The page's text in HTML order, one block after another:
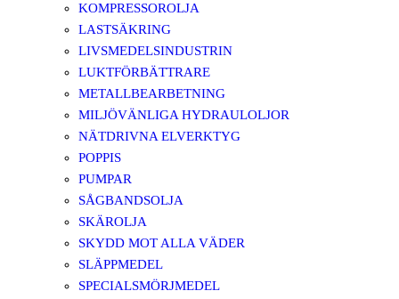
KOMPRESSOROLJA
LASTSÄKRING
LIVSMEDELSINDUSTRIN
LUKTFÖRBÄTTRARE
METALLBEARBETNING
MILJÖVÄNLIGA HYDRAULOLJOR
NÄTDRIVNA ELVERKTYG
POPPIS
PUMPAR
SÅGBANDSOLJA
SKÄROLJA
SKYDD MOT ALLA VÄDER
SLÄPPMEDEL
SPECIALSMÖRJMEDEL